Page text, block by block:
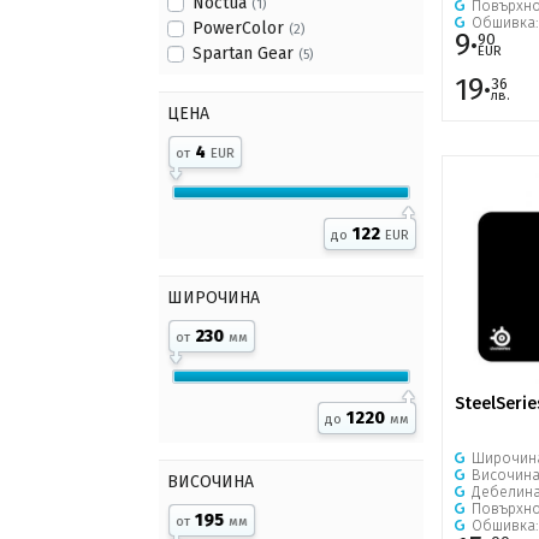
(1)
PowerColor (2)
Spartan Gear (5)
ЦЕНА
от 4 EUR
до 122 EUR
ШИРОЧИНА
от 230 мм
до 1220 мм
ВИСОЧИНА
от 195 мм
Обшивка:
9·90
EUR
19·36
лв.
Обшивка: